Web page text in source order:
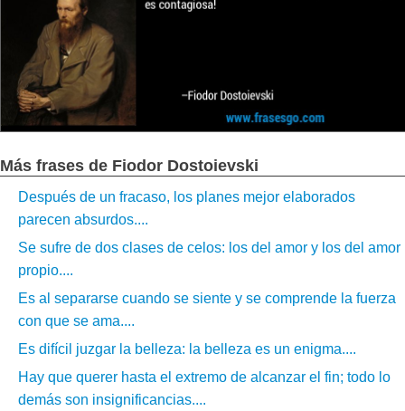
Más frases de Fiodor Dostoievski
Después de un fracaso, los planes mejor elaborados
parecen absurdos....
Se sufre de dos clases de celos: los del amor y los del amor
propio....
Es al separarse cuando se siente y se comprende la fuerza
con que se ama....
Es difícil juzgar la belleza: la belleza es un enigma....
Hay que querer hasta el extremo de alcanzar el fin; todo lo
demás son insignificancias....